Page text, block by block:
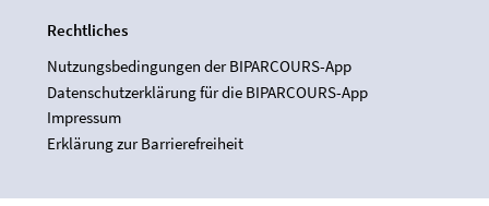
Rechtliches
Nutzungsbedingungen der BIPARCOURS-App
Datenschutzerklärung für die BIPARCOURS-App
Impressum
Erklärung zur Barrierefreiheit